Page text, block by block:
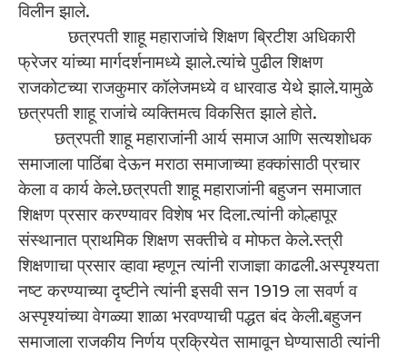
विलीन झाले.
छत्रपती शाहू महाराजांचे शिक्षण ब्रिटीश अधिकारी
फ्रेजर यांच्या मार्गदर्शनामध्ये झाले.त्यांचे पुढील शिक्षण
राजकोटच्या राजकुमार कॉलेजमध्ये व धारवाड येथे झाले.यामुळे
छत्रपती शाहू राजांचे व्यक्तिमत्व विकसित झाले होते.
छत्रपती शाहू महाराजांनी आर्य समाज आणि सत्यशोधक
समाजाला पाठिंबा देऊन मराठा समाजाच्या हक्कांसाठी प्रचार
केला व कार्य केले.छत्रपती शाहू महाराजांनी बहुजन समाजात
शिक्षण प्रसार करण्यावर विशेष भर दिला.त्यांनी कोल्हापूर
संस्थानात प्राथमिक शिक्षण सक्तीचे व मोफत केले.स्त्री
शिक्षणाचा प्रसार व्हावा म्हणून त्यांनी राजाज्ञा काढली.अस्पृश्यता
नष्ट करण्याच्या दृष्टीने त्यांनी इसवी सन 1919 ला सवर्ण व
अस्पृश्यांच्या वेगळ्या शाळा भरवण्याची पद्धत बंद केली.बहुजन
समाजाला राजकीय निर्णय प्रक्रियेत सामावून घेण्यासाठी त्यांनी